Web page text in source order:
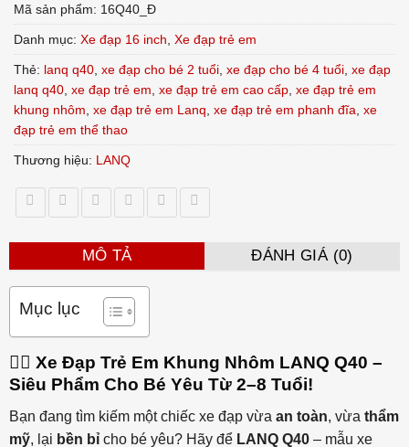
Mã sản phẩm: 16Q40_Đ
Danh mục: Xe đạp 16 inch Xe đạp trẻ em
Thẻ: lanq q40 xe đạp cho bé 2 tuổi xe đạp cho bé 4 tuổi xe đạp
lanq q40 xe đạp trẻ em xe đạp trẻ em cao cấp xe đạp trẻ em
khung nhôm xe đạp trẻ em Lanq xe đạp trẻ em phanh đĩa xe
đạp trẻ em thể thao
Thương hiệu: LANQ
MÔ TẢ ĐÁNH GIÁ (0)
Mục lục
🚴‍♂️ Xe Đạp Trẻ Em Khung Nhôm LANQ Q40 –
Siêu Phẩm Cho Bé Yêu Từ 2–8 Tuổi!
Bạn đang tìm kiếm một chiếc xe đạp vừa an toàn, vừa thẩm
mỹ, lại bền bỉ cho bé yêu? Hãy để LANQ Q40 – mẫu xe